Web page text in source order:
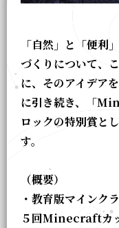
「自然」と「便利
づくりについて、
に、そのアイデア
に引き続き、「
ロックの特別賞と
す。
（概要）
・教育版マインク
５回Minecraftカ